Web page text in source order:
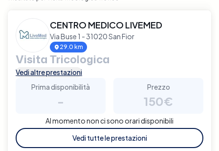
CENTRO MEDICO LIVEMED
Via Buse 1 - 31020 San Fior
29.0 km
Visita Tricologica
Vedi altre prestazioni
Prima disponibilità
-
Prezzo
150€
Al momento non ci sono orari disponibili
Vedi tutte le prestazioni